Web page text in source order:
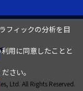
Ltd. All Rights Reserved.
フィックの分析を目
用に同意したことと
さい。